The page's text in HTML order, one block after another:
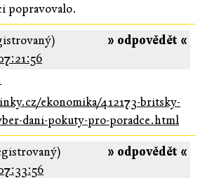
popravovalo.
» odpovědět «
ekonomika/412173-britsky-
dani-pokuty-pro-poradce.html
» odpovědět «